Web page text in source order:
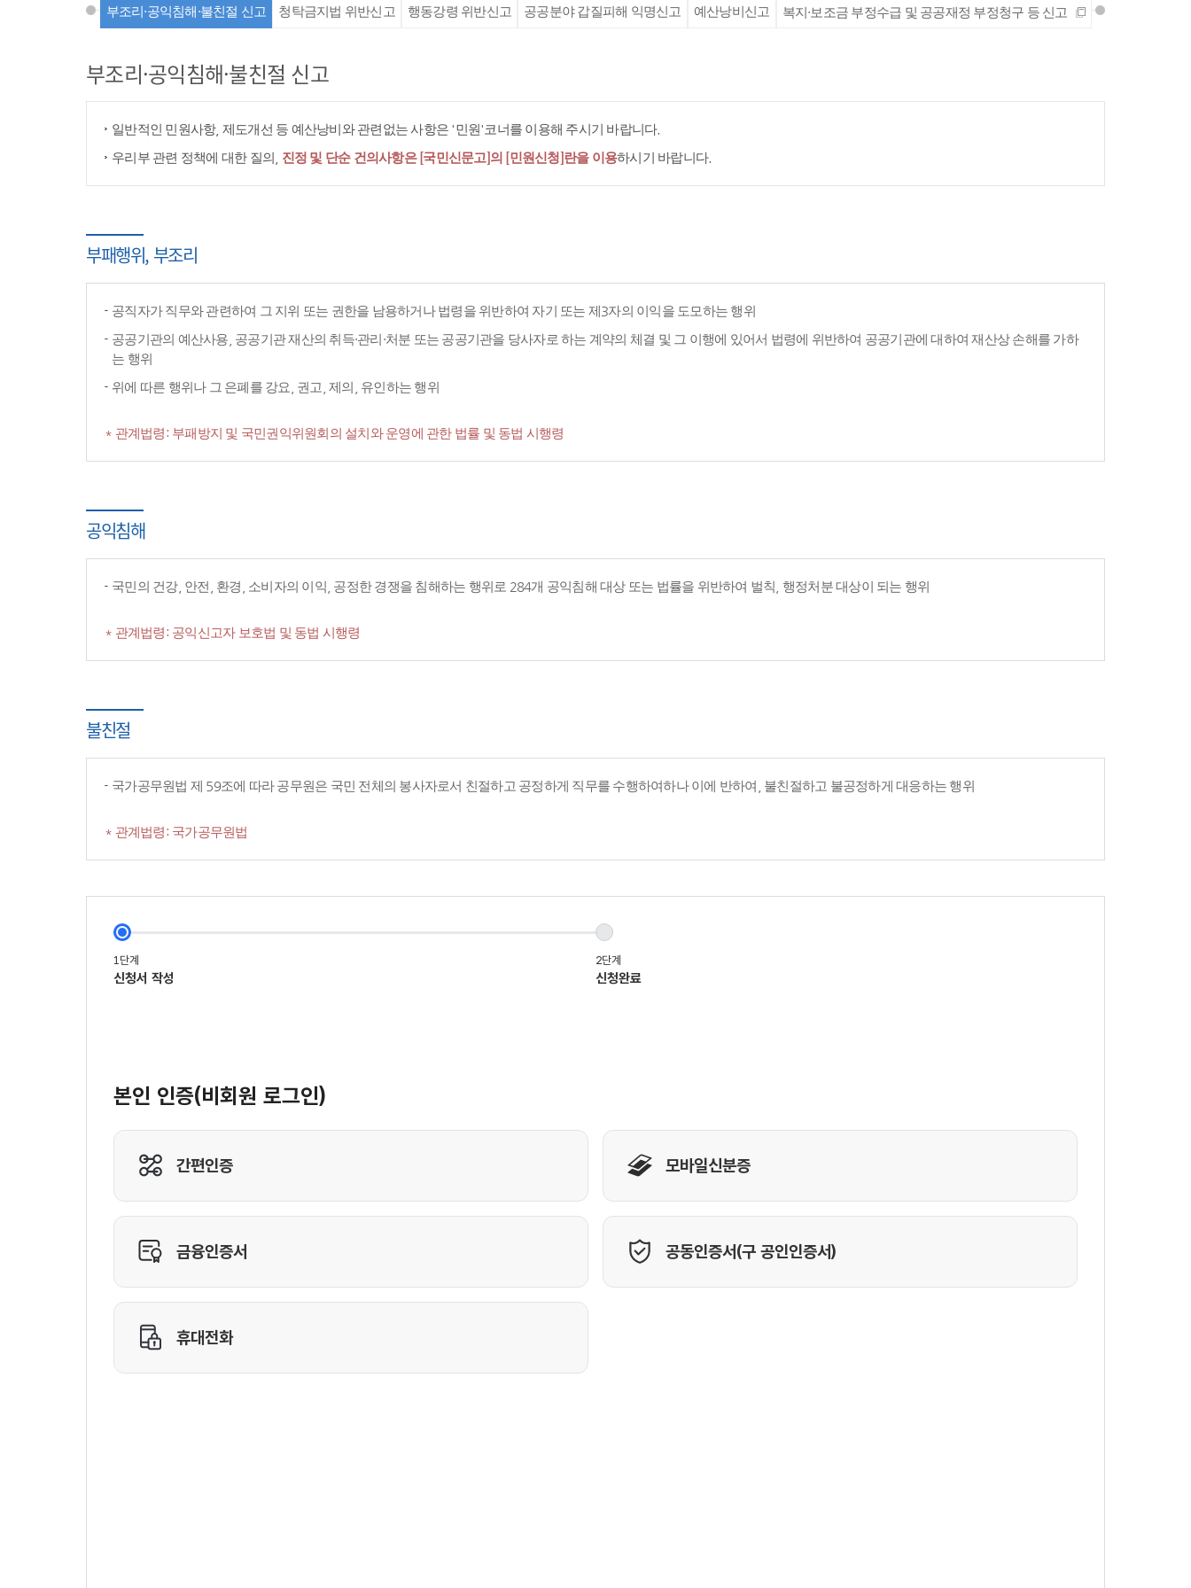
부조리·공익침해·불친절 신고 청탁금지법 위반신고 행동강령 위반신고 공공분야 갑질피해 익명신고 예산낭비신고 복지·보조금 부정수급 및 공공재정 부정청구 등 신고
부조리·공익침해·불친절 신고
일반적인 민원사항, 제도개선 등 예산낭비와 관련없는 사항은 '민원'코너를 이용해 주시기 바랍니다.
우리부 관련 정책에 대한 질의, 진정 및 단순 건의사항은 [국민신문고]의 [민원신청]란을 이용하시기 바랍니다.
부패행위, 부조리
공직자가 직무와 관련하여 그 지위 또는 권한을 남용하거나 법령을 위반하여 자기 또는 제3자의 이익을 도모하는 행위
공공기관의 예산사용, 공공기관 재산의 취득·관리·처분 또는 공공기관을 당사자로 하는 계약의 체결 및 그 이행에 있어서 법령에 위반하여 공공기관에 대하여 재산상 손해를 가하
는 행위
위에 따른 행위나 그 은폐를 강요, 권고, 제의, 유인하는 행위
* 관계법령: 부패방지 및 국민권익위원회의 설치와 운영에 관한 법률 및 동법 시행령
공익침해
국민의 건강, 안전, 환경, 소비자의 이익, 공정한 경쟁을 침해하는 행위로 284개 공익침해 대상 또는 법률을 위반하여 벌칙, 행정처분 대상이 되는 행위
* 관계법령: 공익신고자 보호법 및 동법 시행령
불친절
국가공무원법 제 59조에 따라 공무원은 국민 전체의 봉사자로서 친절하고 공정하게 직무를 수행하여하나 이에 반하여, 불친절하고 불공정하게 대응하는 행위
* 관계법령: 국가공무원법